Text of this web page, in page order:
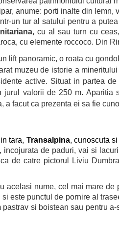
anume: porti inalte din
un tur al satului pentru a
cu al sau turn cu
cu elemente roccoco. Din
lift panoramic, o roata cu
muzeu de istorie a
active. Situat in partea
valorii de 250 m.
facut ca prezenta ei sa fie
tara, Transalpina, cunoscuta
de paduri, vai si
de catre pictorul Liviu
acelasi nume, cel mai mare
este punctul de pornire al
si boistean sau pentru